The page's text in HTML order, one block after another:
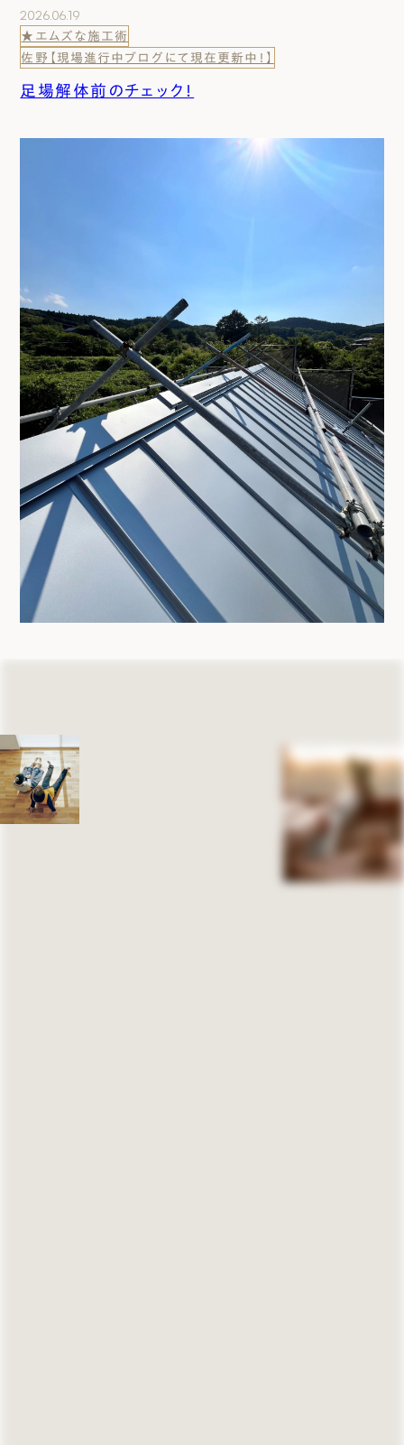
2026.06.19
★エムズな施工術
佐野【現場進行中ブログにて現在更新中！】
足場解体前のチェック！